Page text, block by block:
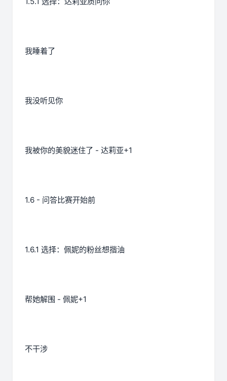
我睡着了
我没听见你
我被你的美貌迷住了 - 达莉亚+1
1.6 - 问答比赛开始前
1.6.1 选择：佩妮的粉丝想揩油
帮她解围 - 佩妮+1
不干涉